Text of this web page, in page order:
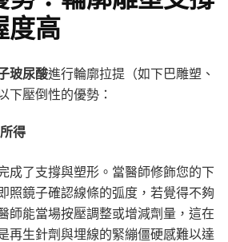
度高
玻尿酸進行輪廓拉提（如下巴雕塑、
下壓倒性的優勢：
得
成了支撐與塑形。當醫師修飾您的下
照鏡子確認線條的弧度，若覺得不夠
師能當場按壓調整或增減劑量，這在
再生針劑與埋線的緊繃僵硬感難以達